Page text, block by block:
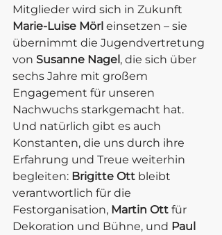
Mitglieder wird sich in Zukunft
Marie-Luise Mörl einsetzen – sie
übernimmt die Jugendvertretung
von Susanne Nagel, die sich über
sechs Jahre mit großem
Engagement für unseren
Nachwuchs starkgemacht hat.
Und natürlich gibt es auch
Konstanten, die uns durch ihre
Erfahrung und Treue weiterhin
begleiten: Brigitte Ott bleibt
verantwortlich für die
Festorganisation, Martin Ott für
Dekoration und Bühne, und Paul